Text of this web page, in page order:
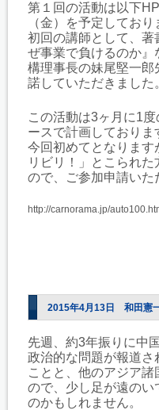
第１回の活動は以下
（金）を予定しており
初回の講師として、著
ぜ事業で負けるのか』
構理事長の妹尾堅一
諾していただきました
この活動は3ヶ月に1
ースで計画しておりま
今回初めてとなりま
リビリ！」とこられた
ので、ご参加申請いた
http://carnorama.jp/
2015年4月13日 和田憲
先週、約3年振りに中
政治的な問題が報道さ
ことと、他のアジア
ので、少し足が遠のい
のかもしれません。